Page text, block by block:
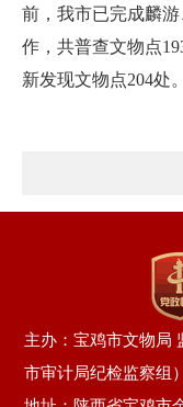
前，我市已完成麟
作，共普查文物点
新发现文物点204处
主办：宝鸡市文物局
市审计局纪检监察组）